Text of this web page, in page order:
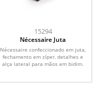
15294
Nécessaire Juta
Nécessaire confeccionado em juta,
fechamento em zíper, detalhes e
alça lateral para mãos em bidim.